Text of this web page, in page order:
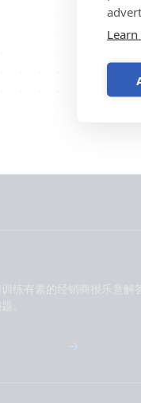
练有素的经销商很乐意解
。